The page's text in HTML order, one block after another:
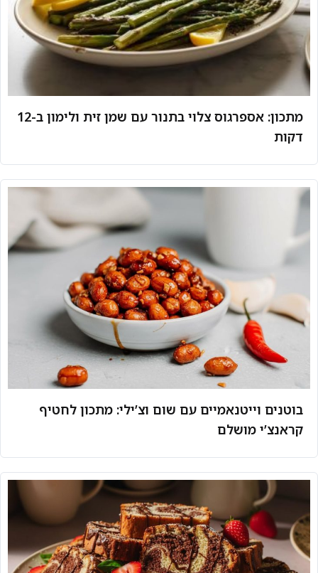
מתכון: אספרגוס צלוי בתנור עם שמן זית ולימון ב-12
דקות
בוטנים וייטנאמיים עם שום וצ’ילי: מתכון לחטיף
קראנצ’י מושלם